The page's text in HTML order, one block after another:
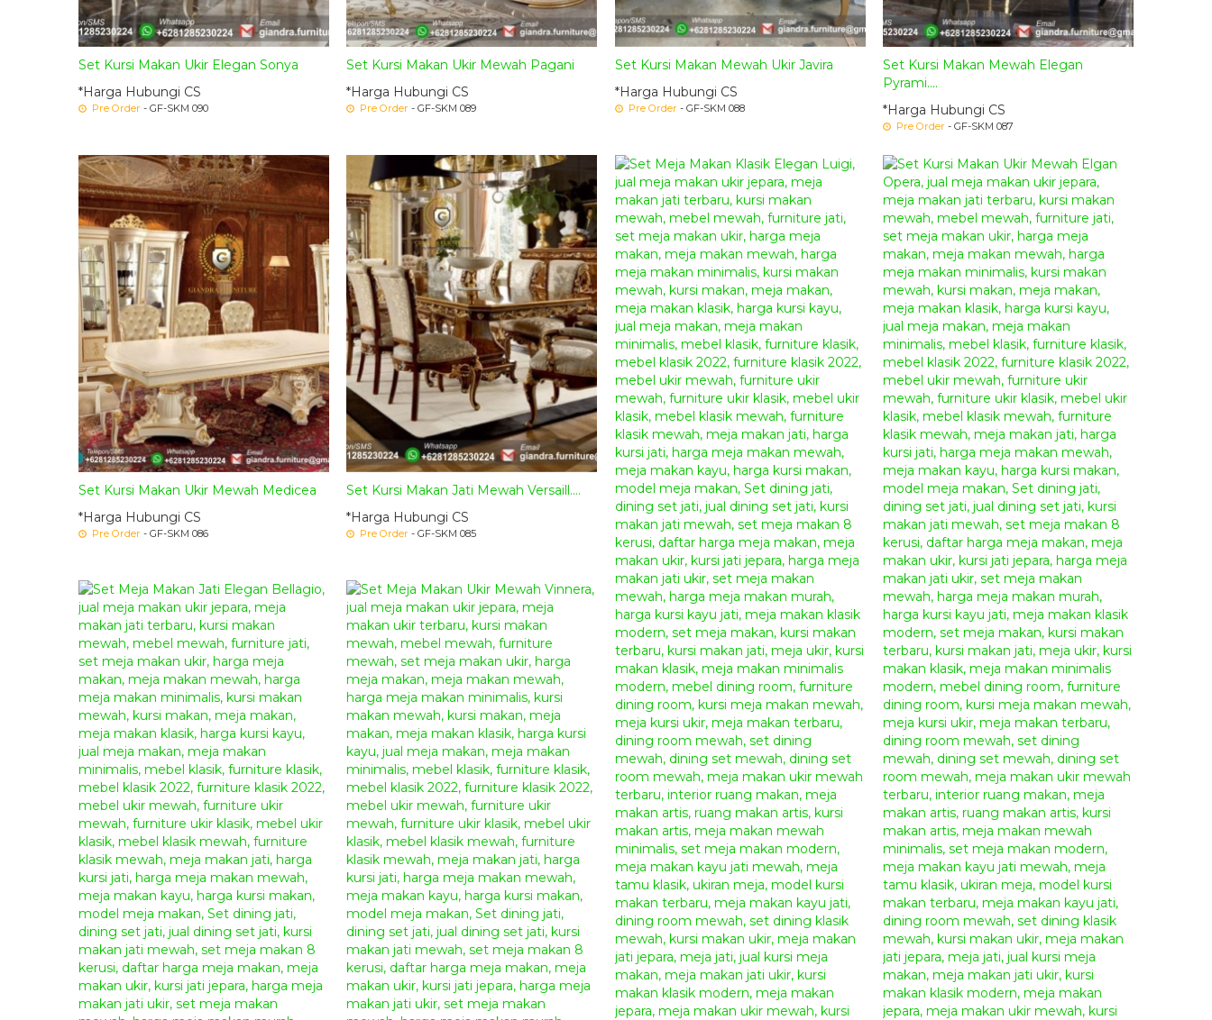
Set Kursi Makan Ukir Elegan Sonya
*Harga Hubungi CS
Pre Order - GF-SKM 090
Set Kursi Makan Ukir Mewah Pagani
*Harga Hubungi CS
Pre Order - GF-SKM 089
Set Kursi Makan Mewah Ukir Javira
*Harga Hubungi CS
Pre Order - GF-SKM 088
Set Kursi Makan Mewah Elegan
Pyrami....
*Harga Hubungi CS
Pre Order - GF-SKM 087
Set Kursi Makan Ukir Mewah Medicea
*Harga Hubungi CS
Pre Order - GF-SKM 086
Set Kursi Makan Jati Mewah Versaill....
*Harga Hubungi CS
Pre Order - GF-SKM 085